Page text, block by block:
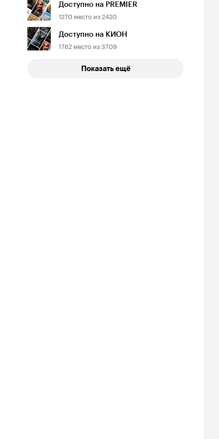
Доступно на PREMIER
1270 место из2420
Доступно на КИОН
1762 место из3709
Показать ещё